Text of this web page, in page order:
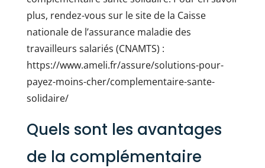
plus, rendez-vous sur le site de la Caisse
nationale de l’assurance maladie des
travailleurs salariés (CNAMTS) :
https://www.ameli.fr/assure/solutions-pour-
payez-moins-cher/complementaire-sante-
solidaire/
Quels sont les avantages
de la complémentaire